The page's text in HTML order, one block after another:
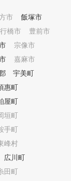
インドアゴルフスク
ゴルフで快適なゴ
始めてみませんか？
の人生がより良いも
をインザゴルフ一
ります。
市
飯塚市
行橋市
豊前市
宗像市
嘉麻市
宇美町
惠町
屋町
垣町
手町
峰村
広川町
田町